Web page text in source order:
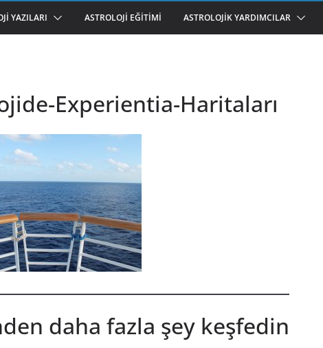
YAZILARI ASTROLOJI EĞITIMI ASTROLOJIK YARDIMCILAR
Experientia-Haritaları
daha fazla şey keşfedin